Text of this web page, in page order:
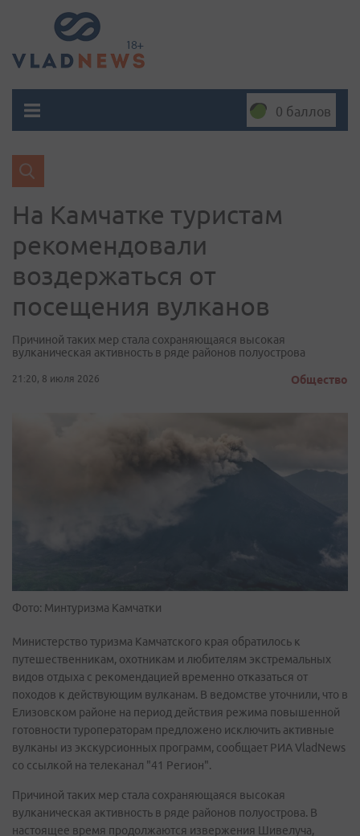
0 баллов
На Камчатке туристам
рекомендовали
воздержаться от
посещения вулканов
Причиной таких мер стала сохраняющаяся высокая
вулканическая активность в ряде районов полуострова
21:20, 8 июля 2026 Общество
Фото: Минтуризма Камчатки
Министерство туризма Камчатского края обратилось к
путешественникам, охотникам и любителям экстремальных
видов отдыха с рекомендацией временно отказаться от
походов к действующим вулканам. В ведомстве уточнили, что в
Елизовском районе на период действия режима повышенной
готовности туроператорам предложено исключить активные
вулканы из экскурсионных программ, сообщает РИА VladNews
со ссылкой на телеканал "41 Регион".
Причиной таких мер стала сохраняющаяся высокая
вулканическая активность в ряде районов полуострова. В
настоящее время продолжаются извержения Шивелуча,